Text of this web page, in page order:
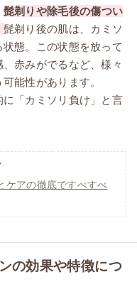
髭剃りや除毛後の傷つい
髭剃り後の肌は、カミソ
態。この状態を放って
赤みがでるなど、様々
能性があります。
「カミソリ負け」と言
ケアの徹底ですべすべ
の効果や特徴につ